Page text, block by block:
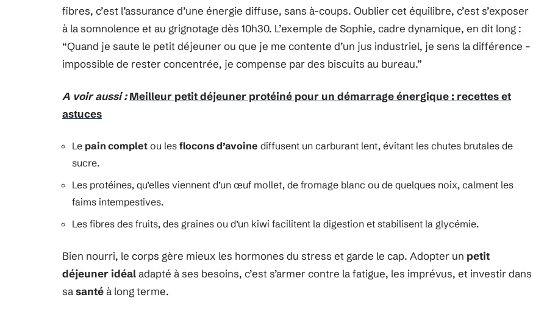
fibres, c’est l’assurance d’une énergie diffuse, sans à-coups. Oublier cet équilibre, c’est s’exposer
à la somnolence et au grignotage dès 10h30. L’exemple de Sophie, cadre dynamique, en dit long :
“Quand je saute le petit déjeuner ou que je me contente d’un jus industriel, je sens la différence –
impossible de rester concentrée, je compense par des biscuits au bureau.”
A voir aussi : Meilleur petit déjeuner protéiné pour un démarrage énergique : recettes et
astuces
Le pain complet ou les flocons d’avoine diffusent un carburant lent, évitant les chutes brutales de
sucre.
Les protéines, qu’elles viennent d’un œuf mollet, de fromage blanc ou de quelques noix, calment les
faims intempestives.
Les fibres des fruits, des graines ou d’un kiwi facilitent la digestion et stabilisent la glycémie.
Bien nourri, le corps gère mieux les hormones du stress et garde le cap. Adopter un petit
déjeuner idéaladapté à ses besoins, c’est s’armer contre la fatigue, les imprévus, et investir dans
sasantéà long terme.